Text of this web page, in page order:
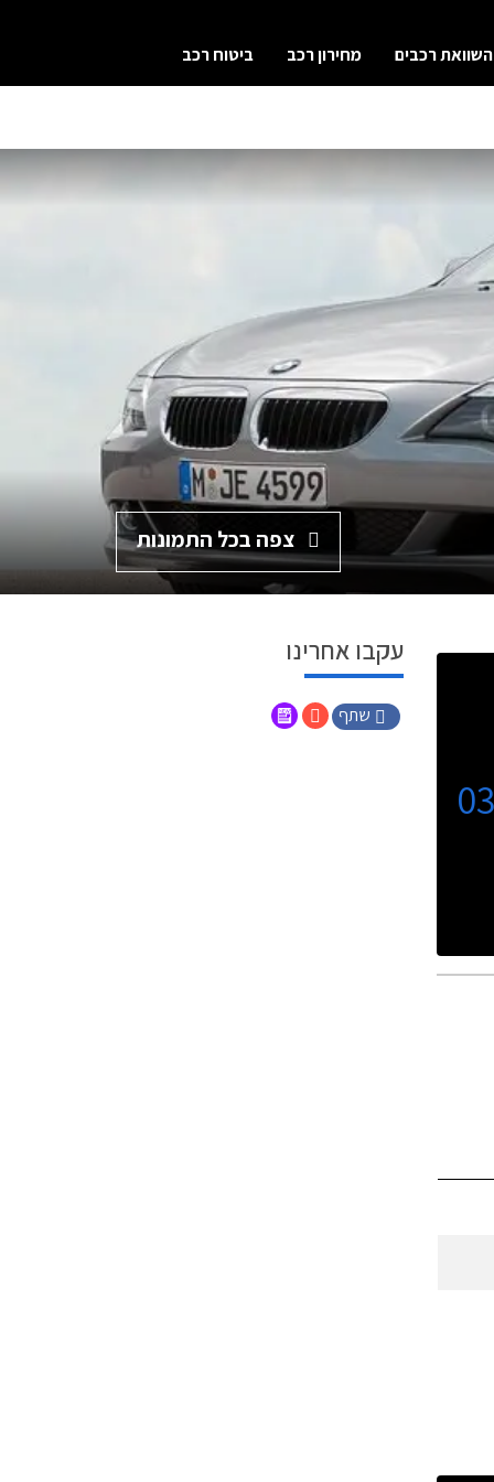
השוואת רכבים מחירון רכב ביטוח רכב
צפה בכל התמונות
עקבו אחרינו
שתף